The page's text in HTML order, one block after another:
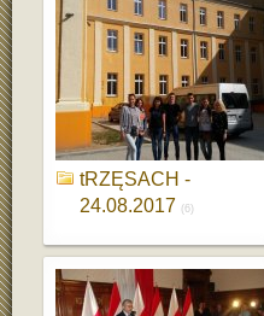
tRZĘSACH -
24.08.2017 (6)